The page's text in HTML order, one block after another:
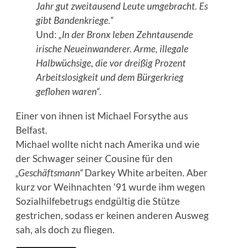
Jahr gut zweitausend Leute umgebracht. Es
gibt Bandenkriege.“
Und: „In der Bronx leben Zehntausende
irische Neueinwanderer. Arme, illegale
Halbwüchsige, die vor dreißig Prozent
Arbeitslosigkeit und dem Bürgerkrieg
geflohen waren“.
Einer von ihnen ist Michael Forsythe aus
Belfast.
Michael wollte nicht nach Amerika und wie
der Schwager seiner Cousine für den
„Geschäftsmann“Darkey White arbeiten. Aber
kurz vor Weihnachten ’91 wurde ihm wegen
Sozialhilfebetrugs endgültig die Stütze
gestrichen, sodass er keinen anderen Ausweg
sah, als doch zu fliegen.